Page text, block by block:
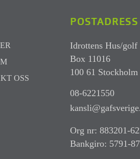
OSS
POSTADRESS
Idrottens Hus/golf
Box 11016
100 61 Stockholm
08-6221550
Org nr: 883201-
Bankgiro: 5791-